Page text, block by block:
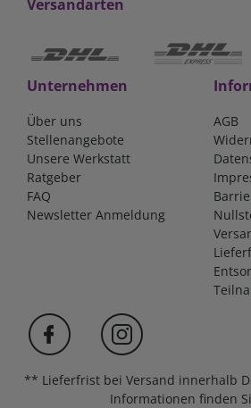
Versandarten
Unternehmen
Über uns
Stellenangebote
Unsere Werkstatt
Ratgeber
FAQ
Newsletter Anmeldung
AGB
** Lieferfrist bei Versand innerhalb
Informationen finden